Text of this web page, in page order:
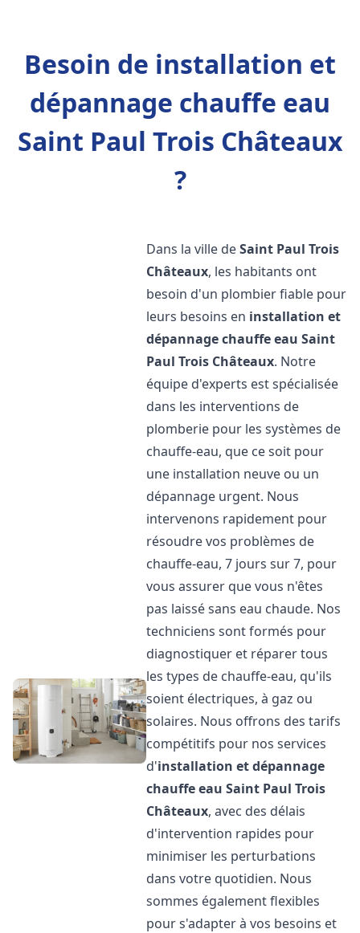
Besoin de installation et
dépannage chauffe eau
Saint Paul Trois Châteaux
?
Dans la ville deSaint Paul Trois
Châteaux, les habitants ont
besoin d'un plombier fiable pour
leurs besoins en installation et
dépannage chauffe eau Saint
Paul Trois Châteaux. Notre
équipe d'experts est spécialisée
dans les interventions de
plomberie pour les systèmes de
chauffe-eau, que ce soit pour
une installation neuve ou un
dépannage urgent. Nous
intervenons rapidement pour
résoudre vos problèmes de
chauffe-eau, 7 jours sur 7, pour
vous assurer que vous n'êtes
pas laissé sans eau chaude. Nos
techniciens sont formés pour
diagnostiquer et réparer tous
les types de chauffe-eau, qu'ils
soient électriques, à gaz ou
solaires. Nous offrons des tarifs
compétitifs pour nos services
d'installation et dépannage
chauffe eau Saint Paul Trois
Châteaux, avec des délais
d'intervention rapides pour
minimiser les perturbations
dans votre quotidien. Nous
sommes également flexibles
pour s'adapter à vos besoins et